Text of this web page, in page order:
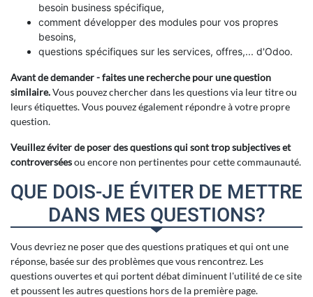
besoin business spécifique,
comment développer des modules pour vos propres
besoins,
questions spécifiques sur les services, offres,... d'Odoo.
Avant de demander - faites une recherche pour une question
similaire.Vous pouvez chercher dans les questions via leur titre ou
leurs étiquettes. Vous pouvez également répondre à votre propre
question.
Veuillez éviter de poser des questions qui sont trop subjectives et
controverséesou encore non pertinentes pour cette commaunauté.
QUE DOIS-JE ÉVITER DE METTRE
DANS MES QUESTIONS?
Vous devriez ne poser que des questions pratiques et qui ont une
réponse, basée sur des problèmes que vous rencontrez. Les
questions ouvertes et qui portent débat diminuent l'utilité de ce site
et poussent les autres questions hors de la première page.